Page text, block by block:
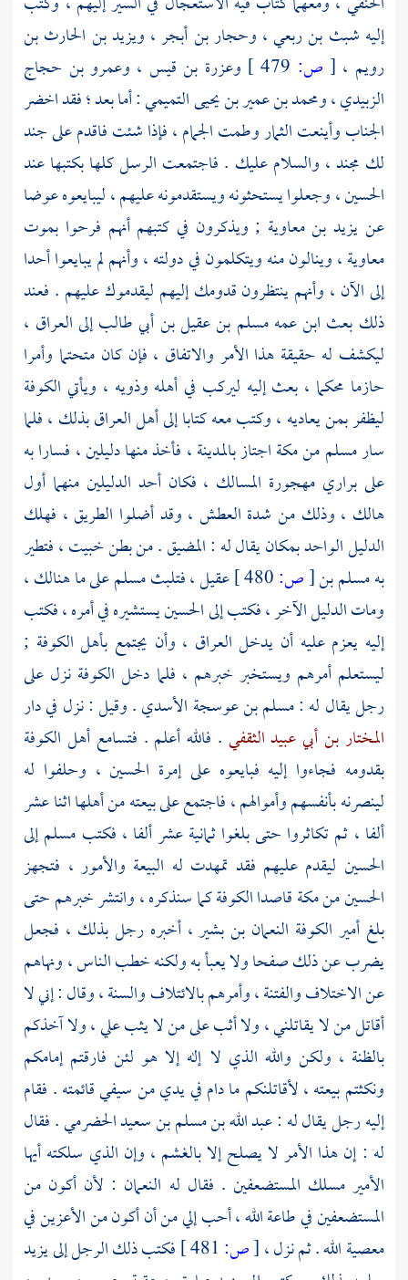
إليه شبث بن ربعي، وحجار بن أبجر، ويزيد بن الحارث بن
رويم ، [ ص: وعزرة بن قيس ، وعمرو بن حجاج
الزبيدي،ومحمد بن عمير بن يحيى التميمي: أما بعد ؛ فقد اخضر
الجناب وأينعت الثمار وطمت الجمام ، فإذا شئت فاقدم على جند
لك مجند ، والسلام عليك . فاجتمعت الرسل كلها بكتبها عند
الحسين، وجعلوا يستحثونه ويستقدمونه عليهم ، ليبايعوه عوضا
عن يزيد بن معاوية ; ويذكرون في كتبهم أنهم فرحوا بموت
معاوية، وينالون منه ويتكلمون في دولته ، وأنهم لم يبايعوا أحدا
إلى الآن ، وأنهم ينتظرون قدومك إليهم ليقدموك عليهم . فعند
ذلك بعث ابن عمهمسلم بن عقيل بن أبي طالبإلىالعراق ،
ليكشف له حقيقة هذا الأمر والاتفاق ، فإن كان متحتما وأمرا
حازما محكما ، بعث إليه ليركب في أهله وذويه ، ويأتي الكوفة
ليظفر بمن يعاديه ، وكتب معه كتابا إلىأهلالعراقبذلك ، فلما
سارمسلممنمكةاجتازبالمدينة، فأخذ منها دليلين ، فسارا به
على براري مهجورة المسالك ، فكان أحد الدليلين منهما أول
هالك ، وذلك من شدة العطش ، وقد أضلوا الطريق ، فهلك
الدليل الواحد بمكان يقال له :المضيق. منبطن خبيت، فتطير
بهمسلم بن[ص: عقيل، فتلبثمسلمعلى ما هنالك ،
ومات الدليل الآخر ، فكتب إلىالحسينيستشيره في أمره ، فكتب
إليه يعزم عليه أن يدخل العراق ، وأن يجتمع بأهل الكوفة ;
ليستعلم أمرهم ويستخبر خبرهم ، فلما دخل الكوفة نزل على
رجل يقال له :مسلم بن عوسجة الأسدي. وقيل : نزل في دار
المختار بن أبي عبيد الثقفي . فالله أعلم . فتسامع أهل الكوفة
بقدومه فجاءوا إليه فبايعوه على إمرة الحسين ، وحلفوا له
لينصرنه بأنفسهم وأموالهم ، فاجتمع على بيعته من أهلها اثنا عشر
ألفا ، ثم تكاثروا حتى بلغوا ثمانية عشر ألفا ، فكتب مسلمإلى
الحسين ليقدم عليهم فقد تمهدت له البيعة والأمور ، فتجهز
الحسينمنمكةقاصداالكوفةكما سنذكره ، وانتشر خبرهم حتى
بلغ أمير الكوفة النعمان بن بشير، أخبره رجل بذلك ، فجعل
يضرب عن ذلك صفحا ولا يعبأ به ولكنه خطب الناس ، ونهاهم
عن الاختلاف والفتنة ، وأمرهم بالائتلاف والسنة ، وقال : إني لا
أقاتل من لا يقاتلني ، ولا أثب على من لا يثب علي ، ولا آخذكم
بالظنة ، ولكن والله الذي لا إله إلا هو لئن فارقتم إمامكم
ونكثتم بيعته ، لأقاتلنكم ما دام في يدي من سيفي قائمته . فقام
إليه رجل يقال له :عبد الله بن مسلم بن سعيد الحضرمي. فقال
له : إن هذا الأمر لا يصلح إلا بالغشم ، وإن الذي سلكته أيها
الأمير مسلك المستضعفين . فقال له النعمان : لأن أكون من
المستضعفين في طاعة الله ، أحب إلي من أن أكون من الأعزين في
معصية الله . ثم نزل ،[ص: فكتب ذلك الرجل إلىيزيد